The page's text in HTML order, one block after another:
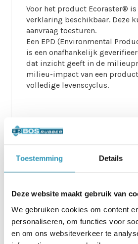
Toestemming Details
Deze website maakt gebruik van
We gebruiken cookies om content
personaliseren, om functies voor
en om ons websiteverkeer te
Voor het product Ecoraster® is
verklaring beschikbaar. Deze
aanvraag toesturen.
Een EPD (Environmental
is een onafhankelijk
dat inzicht geeft in de
milieu-impact van een
volledige levenscyclus.
Technische informatie
Bloxx
straatstenen)